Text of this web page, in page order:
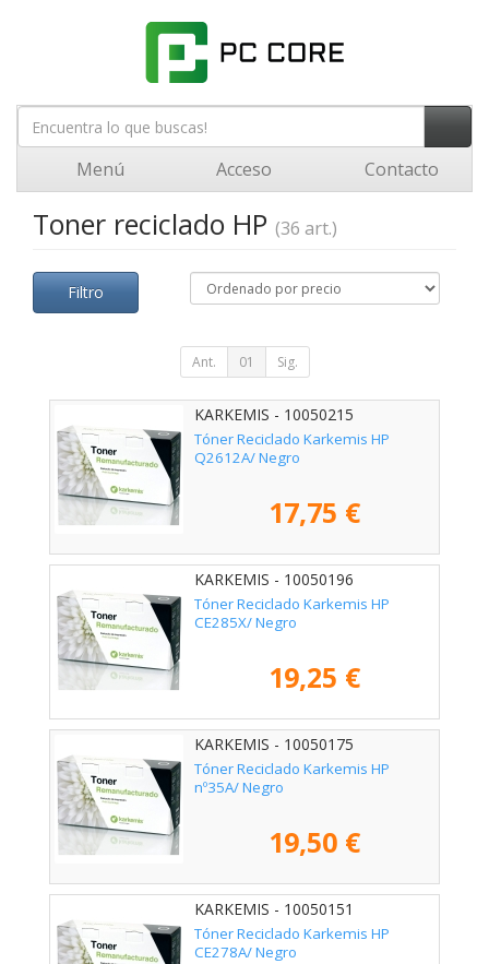
Menú Acceso Contacto
Toner reciclado HP (36 art.)
Filtro
Ant. 01 Sig.
KARKEMIS - 10050215
Tóner Reciclado Karkemis HP
Q2612A/ Negro
17,75 €
KARKEMIS - 10050196
Tóner Reciclado Karkemis HP
CE285X/ Negro
19,25 €
KARKEMIS - 10050175
Tóner Reciclado Karkemis HP
nº35A/ Negro
19,50 €
KARKEMIS - 10050151
Tóner Reciclado Karkemis HP
CE278A/ Negro